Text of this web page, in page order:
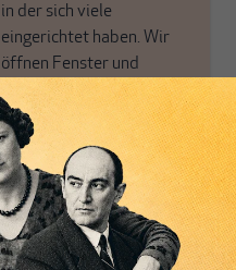
in der sich viele
eingerichtet haben. Wir
öffnen Fenster und
bringen frische Luft in die
engen und verstaubten
Debattenräume.
Brauchen Sie auch frische
Luft? Dann folgen Sie
einfach dem Button.